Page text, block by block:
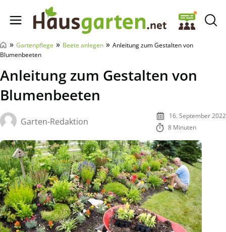
Hausgarten.net
» Gartenpflege » Beete anlegen » Anleitung zum Gestalten von
Blumenbeeten
Anleitung zum Gestalten von
Blumenbeeten
Garten-Redaktion
16. September 2022
8 Minuten